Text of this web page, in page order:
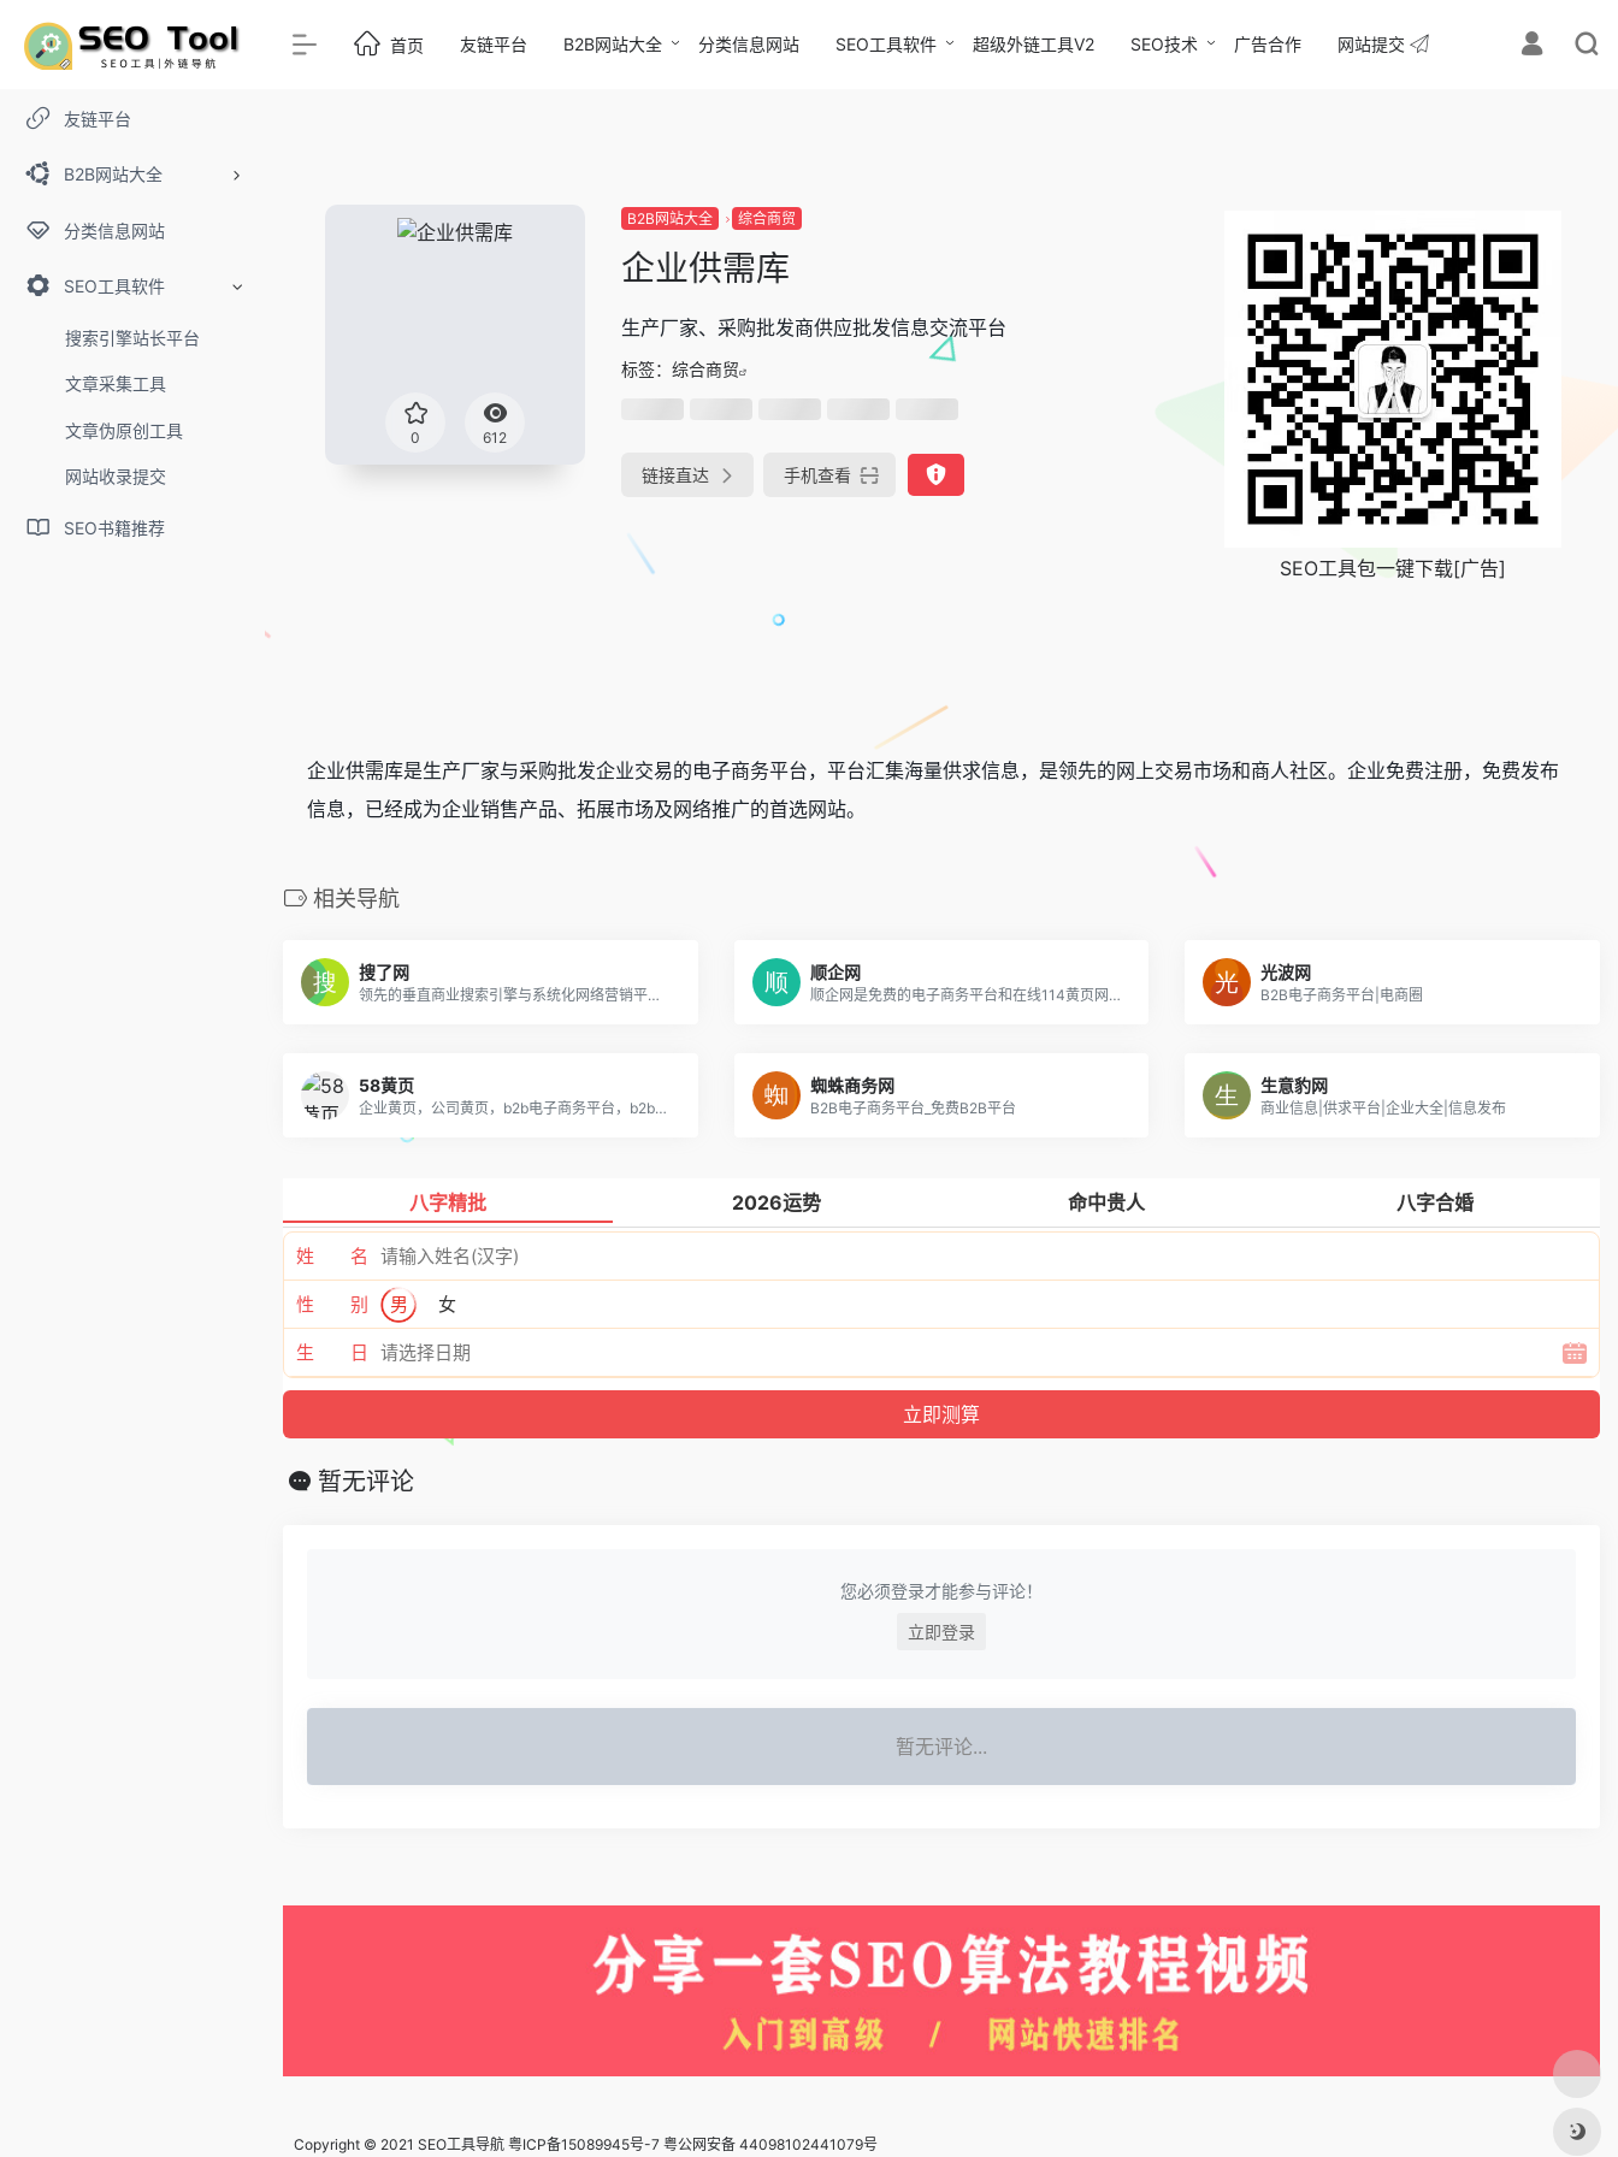
友链平台
B2B网站大全
分类信息网站
SEO工具软件
搜索引擎站长平台
文章采集工具
文章伪原创工具
网站收录提交
SEO书籍推荐
首页 友链平台 B2B网站大全 分类信息网站 SEO工具软件 超级外链工具V2 SEO技术 广告合作 网站提交
0 612
B2B网站大全 综合商贸
企业供需库
生产厂家、采购批发商供应批发信息交流平台
标签： 综合商贸
链接直达 手机查看
SEO工具包一键下载[广告]
企业供需库是生产厂家与采购批发企业交易的电子商务平台，平台汇集海量供求信息，是领先的网上交易市场和商人社区。企业免费注册，免费发布
信息，已经成为企业销售产品、拓展市场及网络推广的首选网站。
相关导航
搜了网
领先的垂直商业搜索引擎与系统化网络营销平台，专业的网上推广和贸易平台
顺企网
顺企网是免费的电子商务平台和在线114黄页网站，是为企业提B2B免费供求信息发布、采购商机、免费建站、114黄页查询服务的B2B平台。顺企网，助企业在商海一路顺风
光波网
B2B电子商务平台|电商圈
58黄页
企业黄页，公司黄页，b2b电子商务平台，b2b电子商务网站，信息发布平台,免费发布信息平台
蜘蛛商务网
B2B电子商务平台_免费B2B平台
生意豹网
商业信息|供求平台|企业大全|信息发布
八字精批 2026运势 命中贵人 八字合婚
姓 名
性 别 男 女
生 日
暂无评论
您必须登录才能参与评论！
立即登录
暂无评论...
Copyright © 2021 SEO工具导航 粤ICP备15089945号-7 粤公网安备 44098102441079号